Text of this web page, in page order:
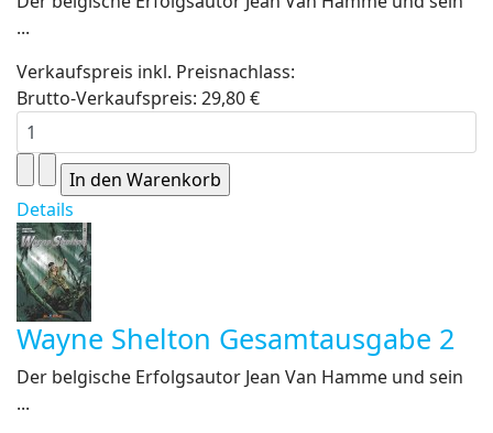
...
Verkaufspreis inkl. Preisnachlass:
Brutto-Verkaufspreis: 29,80 €
Details
Wayne Shelton Gesamtausgabe 2
Der belgische Erfolgsautor Jean Van Hamme und sein
...